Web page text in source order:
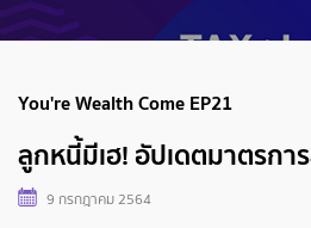
You're Wealth Come EP21
ลูกหนี้มีเฮ! อัปเดตมาตรกา
9 กรกฎาคม 2564